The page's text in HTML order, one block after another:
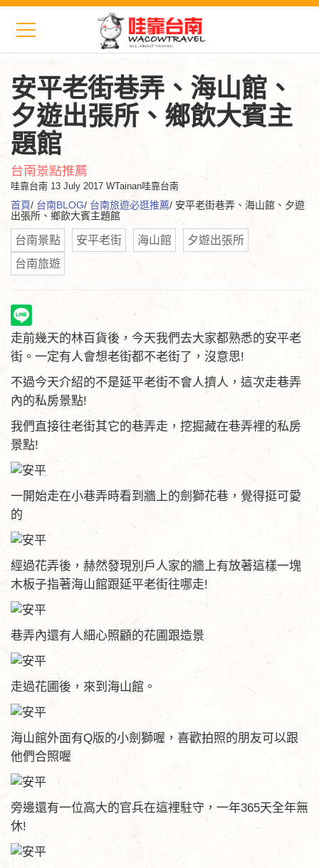
安平老街巷弄、海山館、
夕遊出張所、鄉飲大賓主
題館
台南景點推薦
哇靠台南 13 July 2017 WTainan哇靠台南
首頁/ 台南BLOG/ 台南旅遊必逛推薦/ 安平老街巷弄、海山館、夕遊
出張所、鄉飲大賓主題館
台南景點 安平老街 海山館
夕遊出張所
台南旅遊
走前幾天的林百貨後，今天我們去大家都熟悉的安平老
街。一定有人會想老街都不老街了，沒意思!
不過今天介紹的不是延平老街不會人擠人，這次走巷弄
內的私房景點!
我們直接往老街其它的巷弄走，挖掘藏在巷弄裡的私房
景點!
一開始走在小巷弄時看到牆上的劍獅花巷，覺得挺可愛
的
經過花弄後，赫然發現別戶人家的牆上有放著這樣一塊
木板子指著海山館跟延平老街往哪走!
巷弄內還有人細心照顧的花圃跟造景
走過花圃後，來到海山館。
海山館外面有Q版的小劍獅喔，喜歡拍照的朋友可以跟
他們合照喔
旁邊還有一位高大的官兵在這裡駐守，一年365天全年無
休!